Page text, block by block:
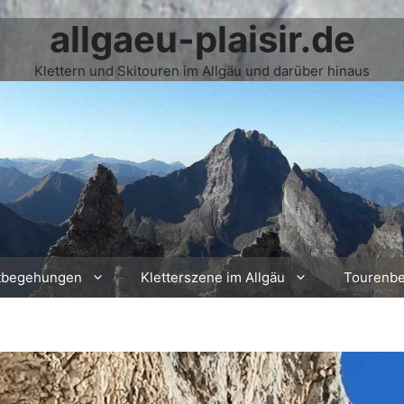
allgaeu-plaisir.de
Klettern und Skitouren im Allgäu und darüber hinaus
Kletterszene im Allgäu